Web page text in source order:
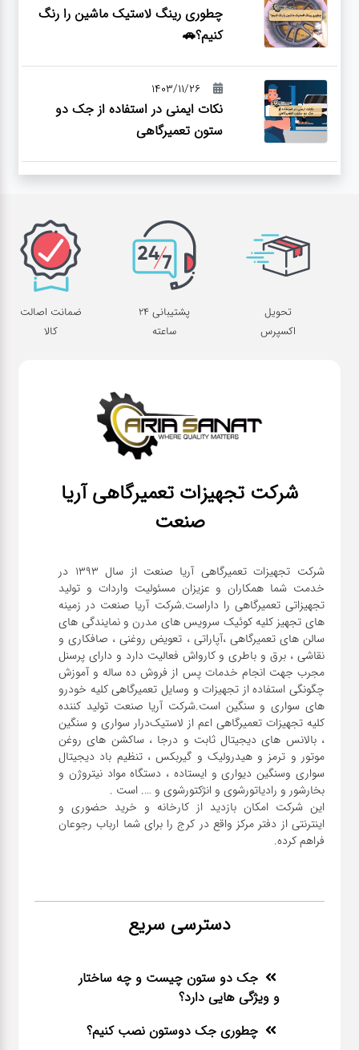
چطوری رینگ لاستیک ماشین را رنگ
کنیم؟🚗
1403/11/26
نکات ایمنی در استفاده از جک دو
ستون تعمیرگاهی
تحویل
اکسپرس
پشتیبانی 24
ساعته
ضمانت اصالت
کالا
شرکت تجهیزات تعمیرگاهی آریا
صنعت
شرکت تجهیزات تعمیرگاهی آریا صنعت از سال ۱۳۹۳ در
خدمت شما همکاران و عزیزان مسئولیت واردات و تولید
تجهیزاتی تعمیرگاهی را داراست.شرکت آریا صنعت در زمینه
های تجهیز کلیه کوئیک سرویس های مدرن و نمایندگی های
سالن های تعمیرگاهی ،آپاراتی ، تعویض روغنی ، صافکاری و
نقاشی ، برق و باطری و کارواش فعالیت دارد و دارای پرسنل
مجرب جهت انجام خدمات پس از فروش ده ساله و آموزش
چگونگی استفاده از تجهیزات و وسایل تعمیرگاهی کلیه خودرو
های سواری و سنگین است.شرکت آریا صنعت تولید کننده
کلیه تجهیزات تعمیرگاهی اعم از لاستیک‌درار سواری و ‌سنگین
، بالانس های دیجیتال ثابت و درجا ، ساکشن های روغن
موتور و ترمز و هیدرولیک و گیربکس ، تنظیم باد دیجیتال
سواری و‌سنگین دیواری و ایستاده ، دستگاه مواد نیتروژن و
این شرکت امکان بازدید از کارخانه و خرید حضوری و
اینترنتی از دفتر مرکز واقع در کرج را برای شما ارباب رجوعان
فراهم کرده.
دسترسی سریع
جک دو ستون چیست و چه ساختار
و ویژگی هایی دارد؟
چطوری جک دوستون نصب کنیم؟